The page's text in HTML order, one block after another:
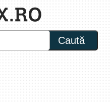
Caută